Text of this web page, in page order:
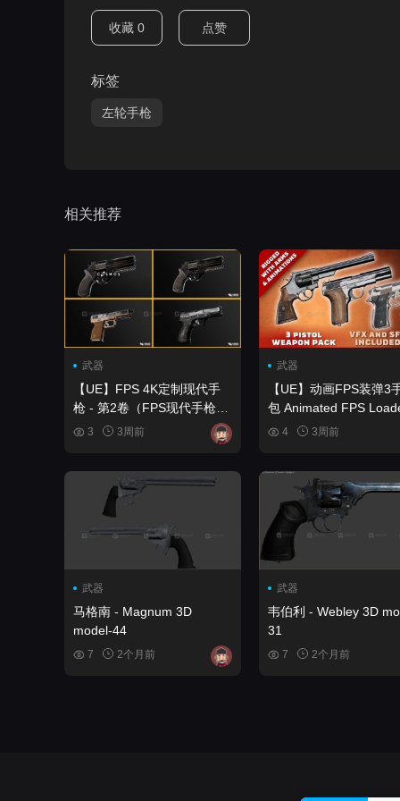
收藏 0 点赞
标签
左轮手枪
相关推荐
武器
【UE】FPS 4K定制现代手
枪 - 第2卷（FPS现代手枪
手枪 武器） FPS 4K
Custom Modern Handguns
Handguns Handgun
Weapon )
3 3周前
武器
【UE】动画FPS装弹3
包 Animated FPS Loaded
3-Pistol Guns Pack
4 3周前
武器
马格南 - Magnum 3D
model-44
7 2个月前
武器
韦伯利 - Webley 3D
31
7 2个月前